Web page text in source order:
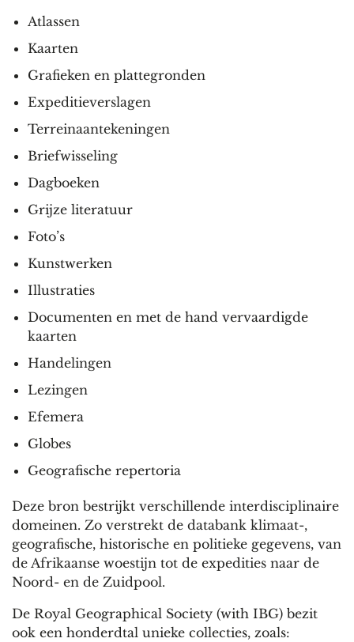
Atlassen
Kaarten
Grafieken en plattegronden
Expeditieverslagen
Terreinaantekeningen
Briefwisseling
Dagboeken
Grijze literatuur
Foto’s
Kunstwerken
Illustraties
Documenten en met de hand vervaardigde
kaarten
Handelingen
Lezingen
Efemera
Globes
Geografische repertoria
Deze bron bestrijkt verschillende interdisciplinaire
domeinen. Zo verstrekt de databank klimaat-,
geografische, historische en politieke gegevens, van
de Afrikaanse woestijn tot de expedities naar de
Noord- en de Zuidpool.
De Royal Geographical Society (with IBG) bezit
ook een honderdtal unieke collecties, zoals: